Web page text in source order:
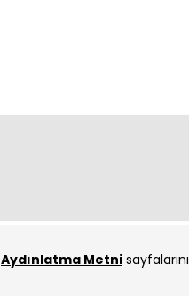
Aydınlatma Metni sayfalarını